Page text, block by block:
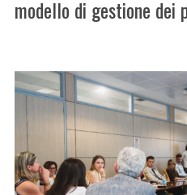
modello di gestione dei